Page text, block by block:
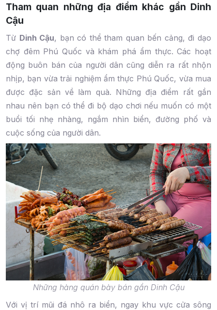
Tham quan những địa điểm khác gần Dinh
Cậu
Từ Dinh Cậu, bạn có thể tham quan bến cảng, đi dạo
chợ đêm Phú Quốc và khám phá ẩm thực. Các hoạt
động buôn bán của người dân cũng diễn ra rất nhộn
nhịp, bạn vừa trải nghiệm ẩm thực Phú Quốc, vừa mua
được đặc sản về làm quà. Những địa điểm rất gần
nhau nên bạn có thể đi bộ dạo chơi nếu muốn có một
buổi tối nhẹ nhàng, ngắm nhìn biển, đường phố và
cuộc sống của người dân.
Những hàng quán bày bán gần Dinh Cậu
Với vị trí mũi đá nhô ra biển, ngay khu vực cửa sông